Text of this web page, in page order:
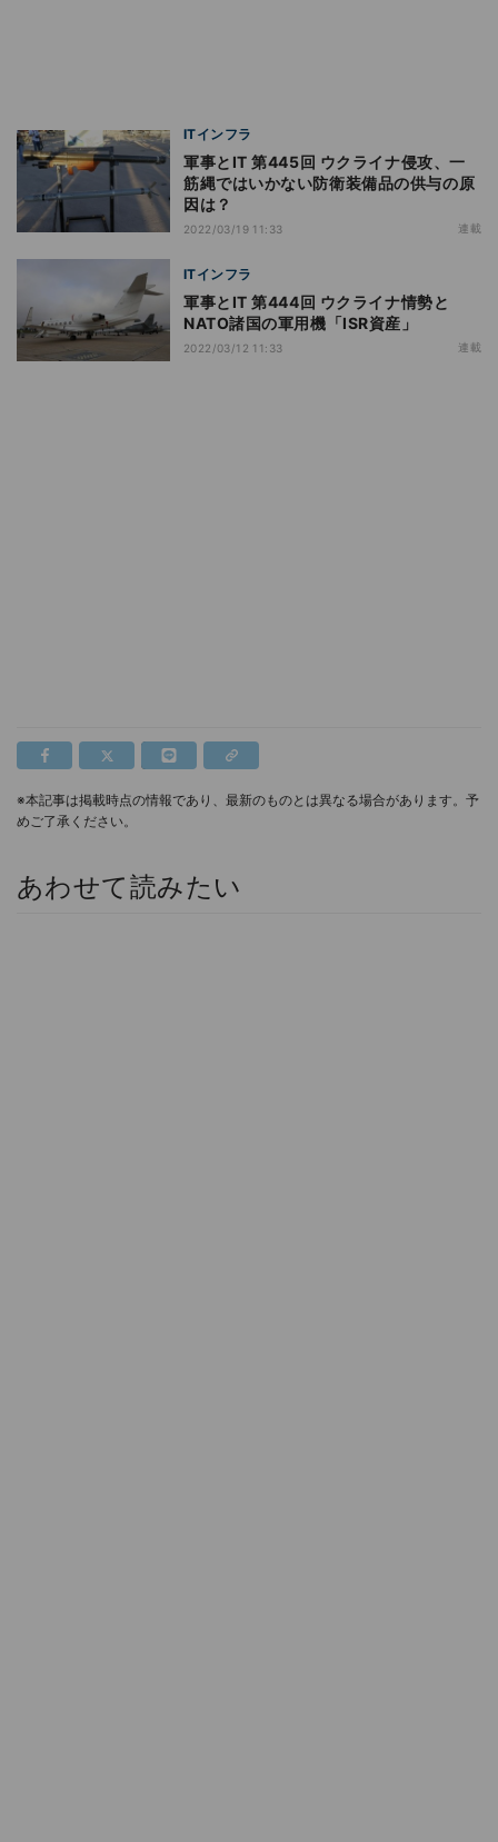
ITインフラ
軍事とIT 第445回 ウクライナ侵攻、一
筋縄ではいかない防衛装備品の供与の原
因は？
2022/03/19 11:33 連載
ITインフラ
軍事とIT 第444回 ウクライナ情勢と
NATO諸国の軍用機「ISR資産」
2022/03/12 11:33 連載
※本記事は掲載時点の情報であり、最新のものとは異なる場合があります。予
めご了承ください。
あわせて読みたい